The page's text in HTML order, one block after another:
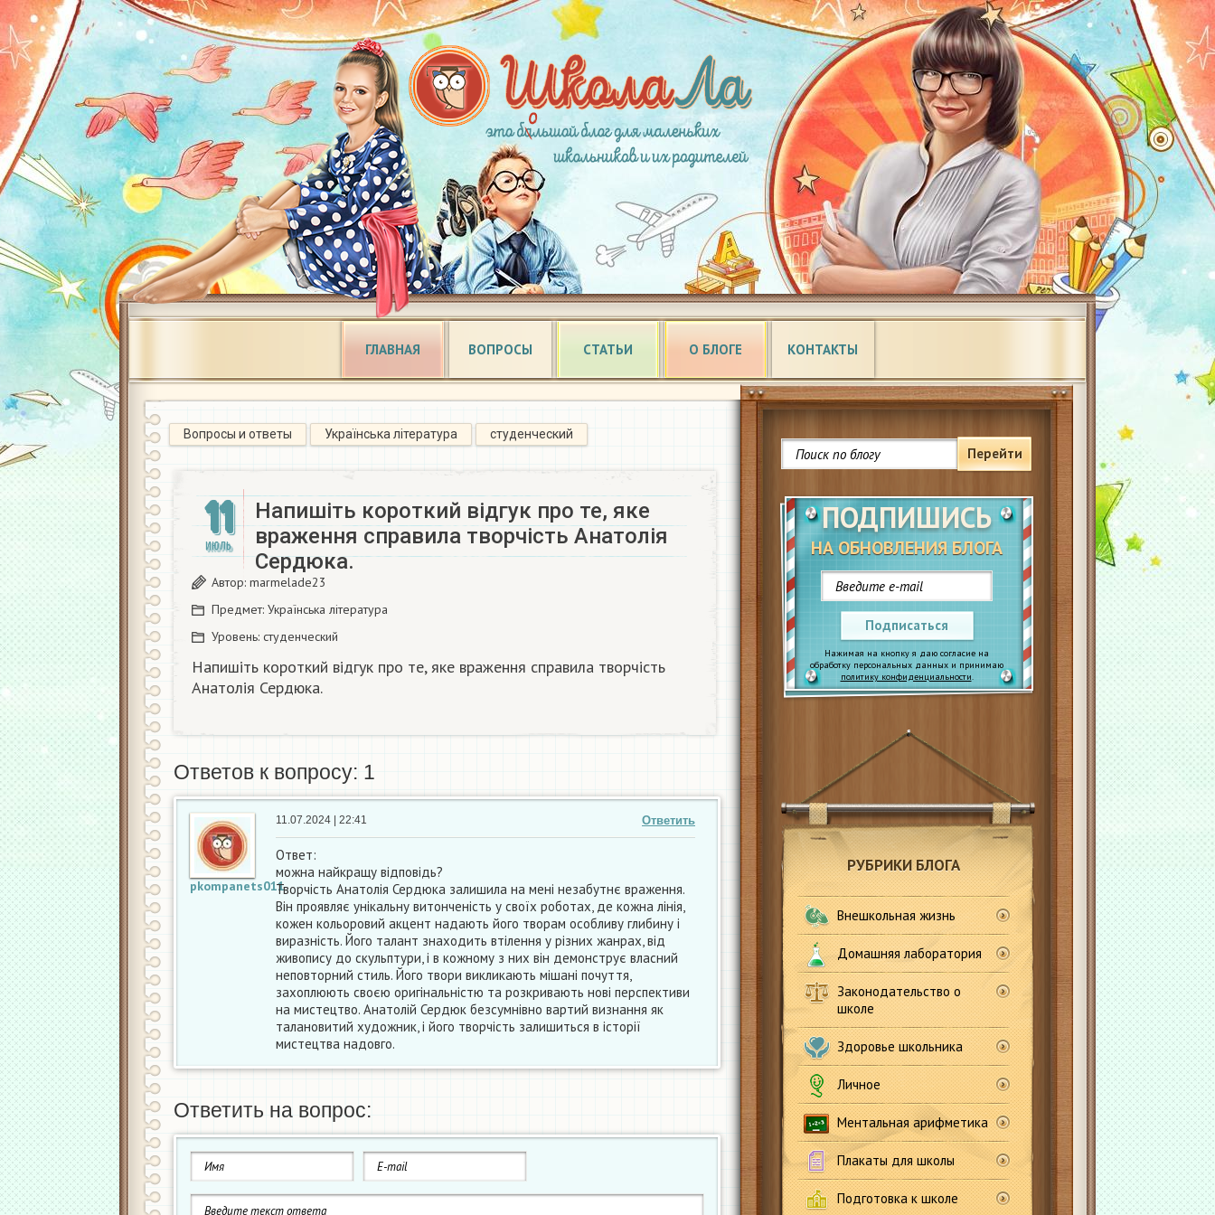
ГЛАВНАЯ ВОПРОСЫ СТАТЬИ О БЛОГЕ КОНТАКТЫ
Перейти
ПОДПИШИСЬ
НА ОБНОВЛЕНИЯ БЛОГА
Подписаться
Нажимая на кнопку я даю согласие на
обработку персональных данных и принимаю
политику конфиденциальности.
РУБРИКИ БЛОГА
Внешкольная жизнь
Домашняя лаборатория
Законодательство о
школе
Здоровье школьника
Личное
Ментальная арифметика
Плакаты для школы
Подготовка к школе
Вопросы и ответы Українська література студенческий
11
ИЮЛЬ
Напишіть короткий відгук про те, яке
враження справила творчість Анатолія
Сердюка.
Автор: marmelade23
Предмет: Українська література
Уровень: студенческий
Напишіть короткий відгук про те, яке враження справила творчість
Анатолія Сердюка.
Ответов к вопросу: 1
pkompanets011
Ответить
11.07.2024 | 22:41
Ответ:
можна найкращу відповідь?
Творчість Анатолія Сердюка залишила на мені незабутнє враження.
Він проявляє унікальну витонченість у своїх роботах, де кожна лінія,
кожен кольоровий акцент надають його творам особливу глибину і
виразність. Його талант знаходить втілення у різних жанрах, від
живопису до скульптури, і в кожному з них він демонструє власний
неповторний стиль. Його твори викликають мішані почуття,
захоплюють своєю оригінальністю та розкривають нові перспективи
на мистецтво. Анатолій Сердюк безсумнівно вартий визнання як
талановитий художник, і його творчість залишиться в історії
мистецтва надовго.
Ответить на вопрос: